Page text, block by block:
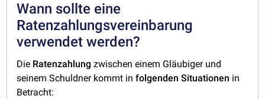
Wann sollte eine
Ratenzahlungsvereinbarung
verwendet werden?
Die Ratenzahlung zwischen einem Gläubiger und
seinem Schuldner kommt infolgenden Situationen in
Betracht: